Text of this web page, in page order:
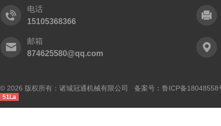
电话
15105368366
邮箱
874625580@qq.com
© 2026 版权所有：诸城冠通机械有限公司 备案号： 鲁ICP备18048558
51La